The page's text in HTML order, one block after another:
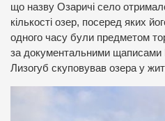
що назву Озаричі село
кількості озер, посеред яких
одного часу були предметом
за документальними щаписами
Лизогуб скуповував озера у